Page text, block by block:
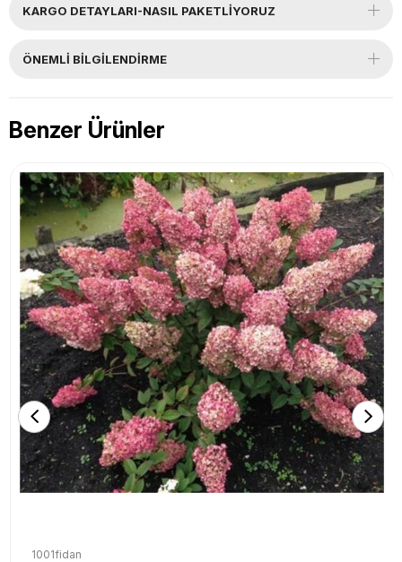
KARGO DETAYLARI-NASIL PAKETLİYORUZ
ÖNEMLI BILGILENDIRME
Benzer Ürünler
1001fidan